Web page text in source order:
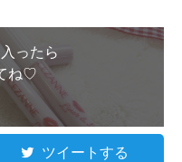
ったら
ね♡
ツイートする